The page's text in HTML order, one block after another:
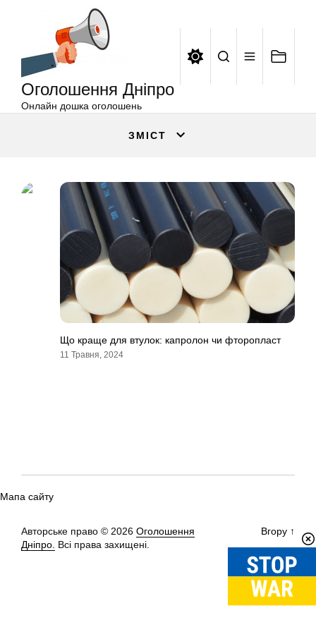
Оголошення Дніпро
Онлайн дошка оголошень
ЗМІСТ
Що краще для втулок: капролон чи фторопласт
11 Травня, 2024
Мапа сайту
Авторське право © 2026 Оголошення
Дніпро. Всі права захищені.
Вгору ↑